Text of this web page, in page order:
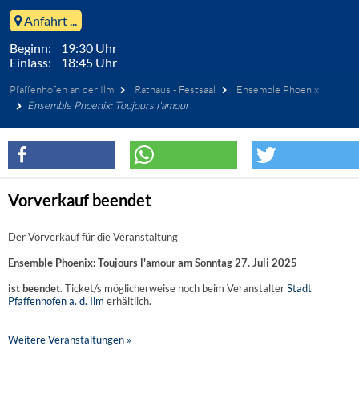
Anfahrt ...
Beginn: 19:30 Uhr
Einlass: 18:45 Uhr
Pfaffenhofen an der Ilm Rathaus - Festsaal
Ensemble Phoenix
Ensemble Phoenix: Toujours l'amour
Vorverkauf beendet
Der Vorverkauf für die Veranstaltung
Ensemble Phoenix: Toujours l'amour am Sonntag 27. Juli 2025
ist beendet. Ticket/s möglicherweise noch beim VeranstalterStadt
Pfaffenhofen a. d. Ilm erhältlich.
Weitere Veranstaltungen »